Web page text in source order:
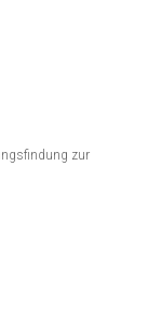
zur